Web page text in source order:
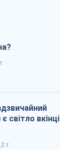
світло вкінці
т.